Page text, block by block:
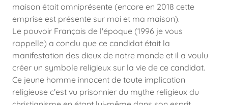
maison était omniprésente (encore en 2018 cette
emprise est présente sur moi et ma maison).
Le pouvoir Français de l'époque (1996 je vous
rappelle) a conclu que ce candidat était la
manifestation des dieux de notre monde et il a voulu
créer un symbole religieux sur la vie de ce candidat.
Ce jeune homme innocent de toute implication
religieuse c'est vu prisonnier du mythe religieux du